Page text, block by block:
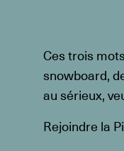
Ces trois
snowboard,
au sérieux,
Rejoindre la